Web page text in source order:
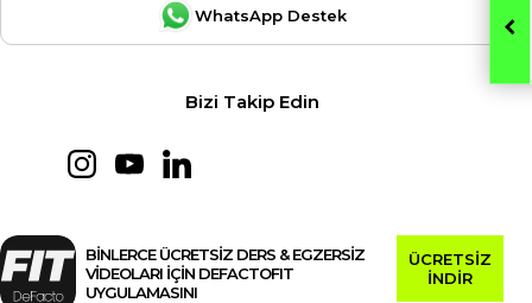
WhatsApp Destek
Bizi Takip Edin
BİNLERCE ÜCRETSİZ DERS & EGZERSİZ
VİDEOLARI İÇİN DEFACTOFIT
UYGULAMASINI
ÜCRETSİZ
İNDİR